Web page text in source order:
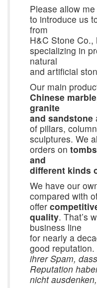
Please allow
to introduce us
from
H&C Stone
specializing in
natural
and artificial
Our main
Chinese
granite
and sandstone
of pillars,
sculptures. We
orders on
and
different kinds
We have our
compared with
offer
quality. That’s
business line
for nearly a
good reputation.
ihrer Spam,
Reputation
nicht